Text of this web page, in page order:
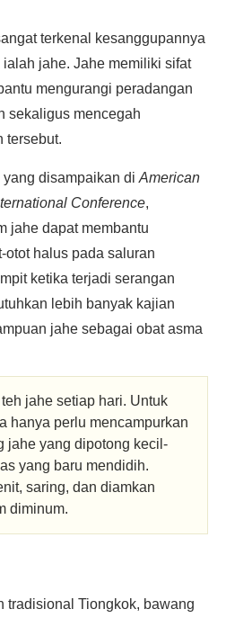
terkenal kesanggupannya
jahe. Jahe memiliki sifat
mengurangi peradangan
sekaligus mencegah
tersebut.
disampaikan di American
Conference,
jahe dapat membantu
otot halus pada saluran
ketika terjadi serangan
lebih banyak kajian
jahe sebagai obat asma
jahe setiap hari. Untuk
hanya perlu mencampurkan
jahe yang dipotong kecil-
yang baru mendidih.
saring, dan diamkan
diminum.
tradisional Tiongkok, bawang